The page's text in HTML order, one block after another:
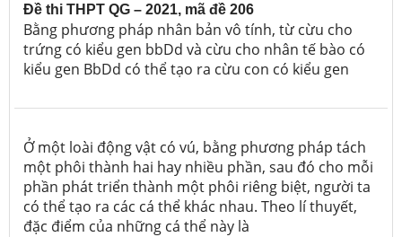
Đề thi THPT QG – 2021, mã đề 206
Bằng phương pháp nhân bản vô tính, từ cừu cho
trứng có kiểu gen bbDd và cừu cho nhân tế bào có
kiểu gen BbDd có thể tạo ra cừu con có kiểu gen
Ở một loài động vật có vú, bằng phương pháp tách
một phôi thành hai hay nhiều phần, sau đó cho mỗi
phần phát triển thành một phôi riêng biệt, người ta
có thể tạo ra các cá thể khác nhau. Theo lí thuyết,
đặc điểm của những cá thể này là